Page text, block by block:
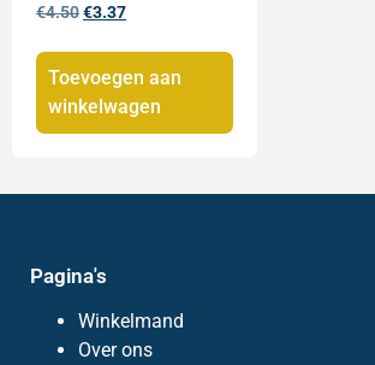
€4.50€3.37
Toevoegen aan
winkelwagen
Pagina's
Winkelmand
Over ons